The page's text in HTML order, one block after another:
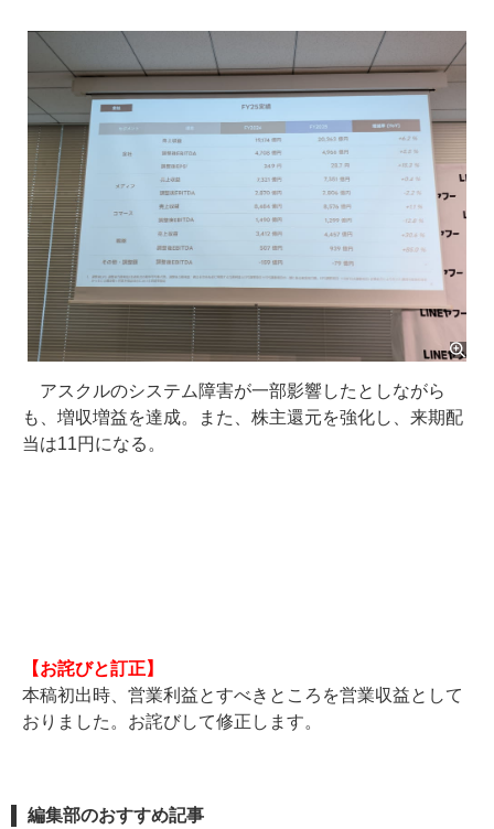
アスクルのシステム障害が一部影響したとしながら
も、増収増益を達成。また、株主還元を強化し、来期配
当は11円になる。
【お詫びと訂正】
本稿初出時、営業利益とすべきところを営業収益として
おりました。お詫びして修正します。
編集部のおすすめ記事